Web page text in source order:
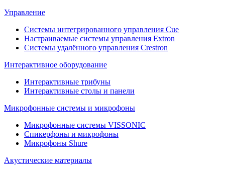
Управление
Системы интегрированного управления Cue
Настраиваемые системы управления Extron
Системы удалённого управления Crestron
Интерактивное оборудование
Интерактивные трибуны
Интерактивные столы и панели
Микрофонные системы и микрофоны
Микрофонные системы VISSONIC
Спикерфоны и микрофоны
Микрофоны Shure
Акустические материалы